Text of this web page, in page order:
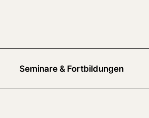
Seminare & Fortbildungen